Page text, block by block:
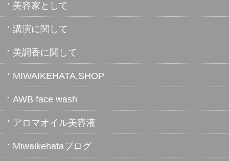
美容家として
講演に関して
美調香に関して
MIWAIKEHATA,SHOP
AWB face wash
アロマオイル美容液
Miwaikehataブログ